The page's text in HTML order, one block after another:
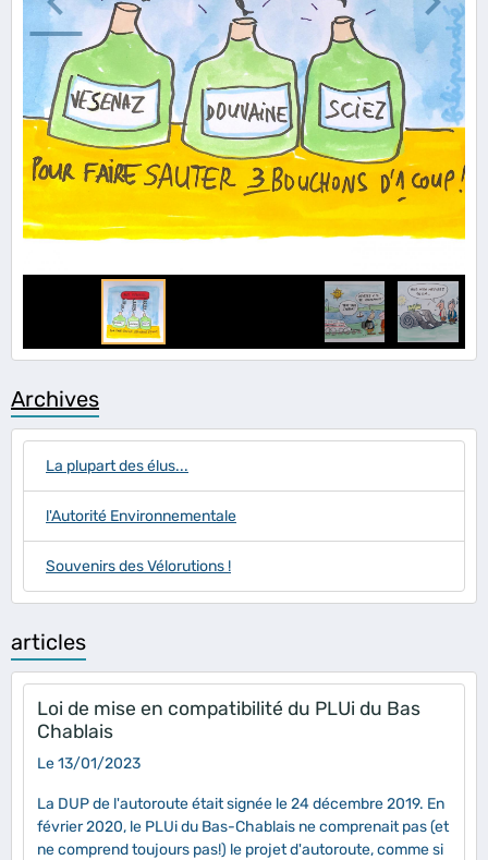
Archives
La plupart des élus...
l'Autorité Environnementale
Souvenirs des Vélorutions !
articles
Loi de mise en compatibilité du PLUi du Bas
Chablais
Le 13/01/2023
La DUP de l'autoroute était signée le 24 décembre 2019. En
février 2020, le PLUi du Bas-Chablais ne comprenait pas (et
ne comprend toujours pas!) le projet d'autoroute, comme si